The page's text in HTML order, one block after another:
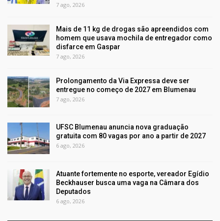
7 ago, 2026
Mais de 11 kg de drogas são apreendidos com
homem que usava mochila de entregador como
disfarce em Gaspar
7 ago, 2026
Prolongamento da Via Expressa deve ser
entregue no começo de 2027 em Blumenau
7 ago, 2026
UFSC Blumenau anuncia nova graduação
gratuita com 80 vagas por ano a partir de 2027
6 ago, 2026
Atuante fortemente no esporte, vereador Egídio
Beckhauser busca uma vaga na Câmara dos
Deputados
6 ago, 2026